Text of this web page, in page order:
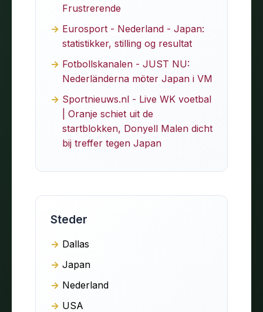
Frustrerende
Eurosport - Nederland - Japan:
statistikker, stilling og resultat
Fotbollskanalen - JUST NU:
Nederländerna möter Japan i VM
Sportnieuws.nl - Live WK voetbal
| Oranje schiet uit de
startblokken, Donyell Malen dicht
bij treffer tegen Japan
Steder
Dallas
Japan
Nederland
USA